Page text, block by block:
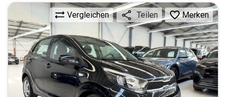
Vergleichen Teilen Merken